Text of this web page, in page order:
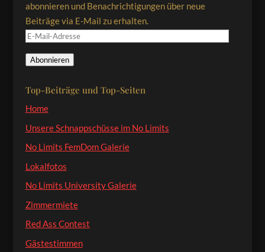
abonnieren und Benachrichtigungen über neue
Beiträge via E-Mail zu erhalten.
E-
Adresse
Abonnieren
Top-Beiträge und Top-Seiten
Home
Unsere Schnappschüsse im No Limits
No Limits FemDom Galerie
Lokalfotos
No Limits University Galerie
Zimmermiete
Red Ass Contest
Gästestimmen